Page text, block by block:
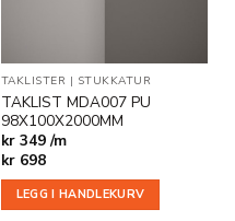
TAKLISTER | STUKKATUR
TAKLIST MDA007 PU
98X100X2000MM
kr 349 /m
kr698
LEGG I HANDLEKURV